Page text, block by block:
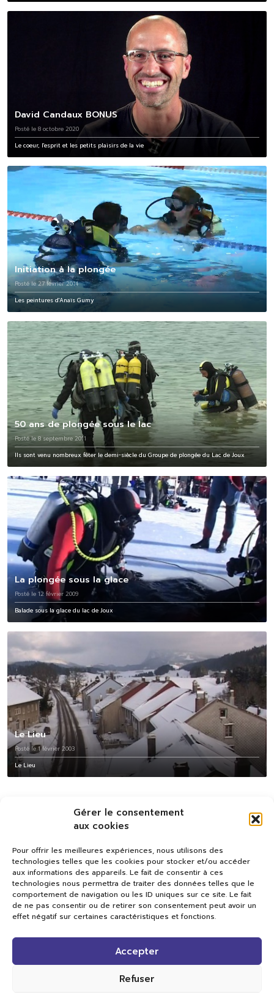
Gérer le consentement
aux cookies
Pour offrir les meilleures expériences, nous utilisons des
technologies telles que les cookies pour stocker et/ou accéder
aux informations des appareils. Le fait de consentir à ces
technologies nous permettra de traiter des données telles que le
comportement de navigation ou les ID uniques sur ce site. Le fait
de ne pas consentir ou de retirer son consentement peut avoir un
effet négatif sur certaines caractéristiques et fonctions.
Accepter
Refuser
David Candaux BONUS
Posté le 8 octobre 2020
Le coeur, l'esprit et les petits plaisirs de la vie
Initiation à la plongée
Posté le 27 février 2014
Les peintures d'Anaïs Gumy
50 ans de plongée sous le lac
Posté le 8 septembre 2011
Ils sont venu nombreux fêter le demi-siècle du Groupe de plongée du Lac de Joux
La plongée sous la glace
Posté le 12 février 2009
Balade sous la glace du lac de Joux
Le Lieu
Posté le 1 février 2003
Le Lieu
Val TV
Centre de Compétences Médias
Rue du Pont-Neuf 24